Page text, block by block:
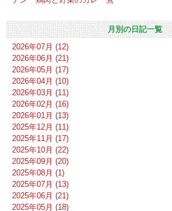
月別の日記一覧
2026年07月 (12)
2026年06月 (21)
2026年05月 (17)
2026年04月 (10)
2026年03月 (11)
2026年02月 (16)
2026年01月 (13)
2025年12月 (11)
2025年11月 (17)
2025年10月 (22)
2025年09月 (20)
2025年08月 (1)
2025年07月 (13)
2025年06月 (21)
2025年05月 (18)